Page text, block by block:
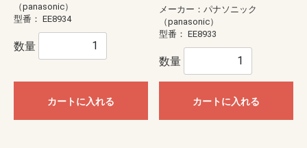
（panasonic）
型番： EE8934
数量
カートに入れる
メーカー：パナソニック
（panasonic）
型番： EE8933
数量
カートに入れる